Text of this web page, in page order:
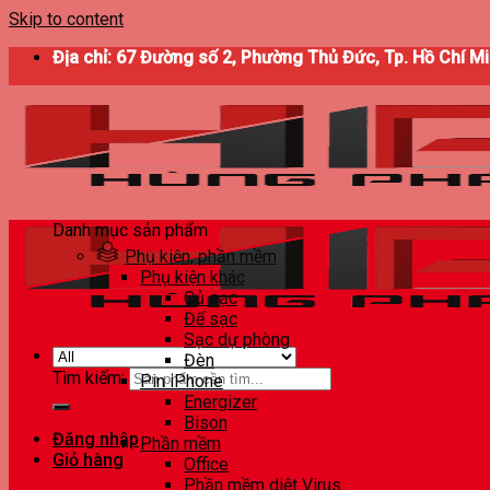
Skip to content
Địa chỉ: 67 Đường số 2, Phường Thủ Đức, Tp. Hồ Chí
Tìm kiếm:
Đăng nhập
Giỏ hàng
Danh mục sản phẩm
Phụ kiện, phần mềm
Phụ kiện khác
Củ sạc
Đế sạc
Sạc dự phòng
Đèn
Pin iPhone
Energizer
Bison
Phần mềm
Office
Phần mềm diệt Virus